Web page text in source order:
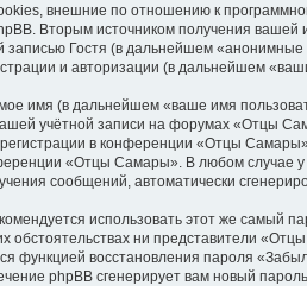
внешние по отношению к
Вторым источником получения
Гостя (в дальнейшем
и авторизации (в дальнейшем
имя (в дальнейшем «ваше имя
учётной записи на форумах «Отцы
в конференции «Отцы
«Отцы Самары». В любом случае
сообщений, автоматически
использовать этот же самый
ни представители
функцией восстановления пароля
phpBB сгенерирует вам новый